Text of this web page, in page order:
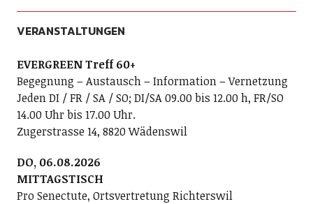
VERANSTALTUNGEN
EVERGREEN Treff 60+
Begegnung – Austausch – Information – Vernetzung
Jeden DI / FR / SA / SO; DI/SA 09.00 bis 12.00 h, FR/SO
14.00 Uhr bis 17.00 Uhr.
Zugerstrasse 14, 8820 Wädenswil
DO, 06.08.2026
MITTAGSTISCH
Pro Senectute, Ortsvertretung Richterswil